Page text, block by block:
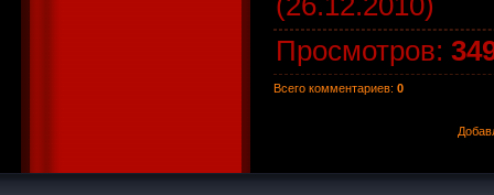
Просмотров:
Всего комментариев: 0